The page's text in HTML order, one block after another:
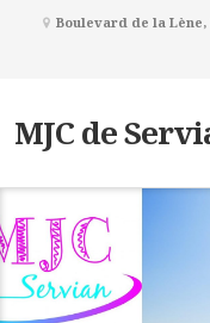
Boulevard de la Lène,
MJC de